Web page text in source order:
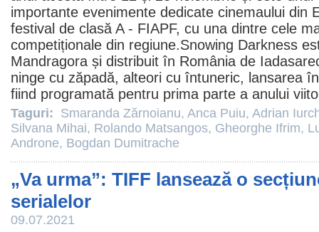
importante evenimente dedicate cinemaului din
festival de clasă A - FIAPF, cu una dintre cele
competiționale din regiune.Snowing Darkness
Mandragora și distribuit în România de
ninge cu zăpadă, alteori cu întuneric, lansarea
fiind programată pentru prima parte a anului
Taguri: Smaranda Zărnoianu, Anca Puiu, Adrian
Silvana Mihai, Rolando Matsangos, Gheorghe Ifrim,
Androne, Bogdan Dumitrache
„Va urma”: TIFF lansează o
serialelor
09.07.2021